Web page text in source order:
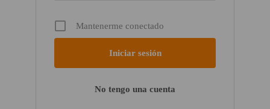
Mantenerme conectado
No tengo una cuenta